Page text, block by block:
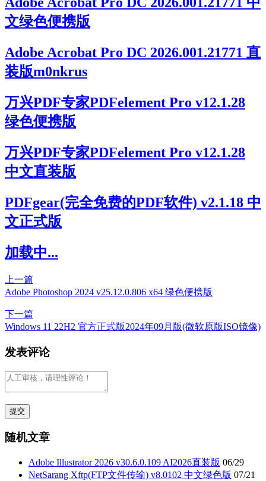
文绿色便携版
Adobe Acrobat Pro DC 2026.001.21771 直
装版m0nkrus
万兴PDF专家PDFelement Pro v12.1.28
绿色便携版
万兴PDF专家PDFelement Pro v12.1.28
中文直装版
PDFgear(完全免费的PDF软件) v2.1.18 中
文正式版
加载中...
上一篇
Adobe Photoshop 2024 v25.12.0.806 x64 绿色便携版
下一篇
Windows 11 22H2 官方正式版2024年09月版(微软原版ISO镜像)
发表评论
随机文章
Adobe Illustrator 2026 v30.6.0.109 AI2026直装版 06/29
NetSarang Xftp(FTP文件传输) v8.0102 中文绿色版 07/21